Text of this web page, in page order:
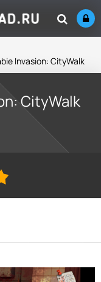
Invasion: CityWalk
CityWalk